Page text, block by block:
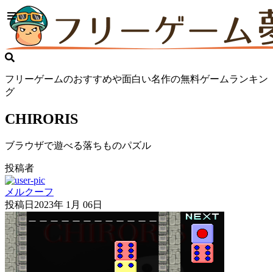
フリーゲームのおすすめや面白い名作の無料ゲームランキン
グ
CHIRORIS
ブラウザで遊べる落ちものパズル
投稿者
メルクーフ
投稿日 2023年 1月 06日